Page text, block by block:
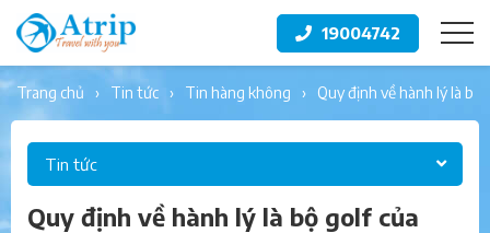
19004742
trang chủ tin tức tin hàng không quy định về hành lý là
Tin tức
Quy định về hành lý là bộ golf của